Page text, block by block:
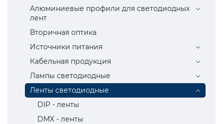
Алюминиевые профили для светодиодных
лент
Вторичная оптика
Источники питания
Кабельная продукция
Лампы светодиодные
Ленты светодиодные
DIP - ленты
DMX - ленты